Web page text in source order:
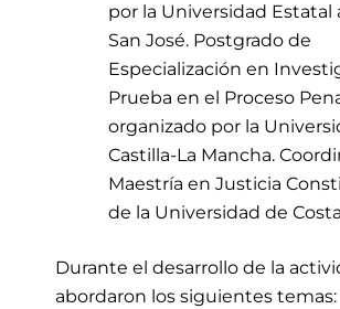
por la Universidad Estatal
San José. Postgrado de
Especialización en
Prueba en el Proceso
organizado por la
Castilla-La Mancha.
Maestría en Justicia
de la Universidad de
Durante el desarrollo de la
abordaron los siguientes temas: